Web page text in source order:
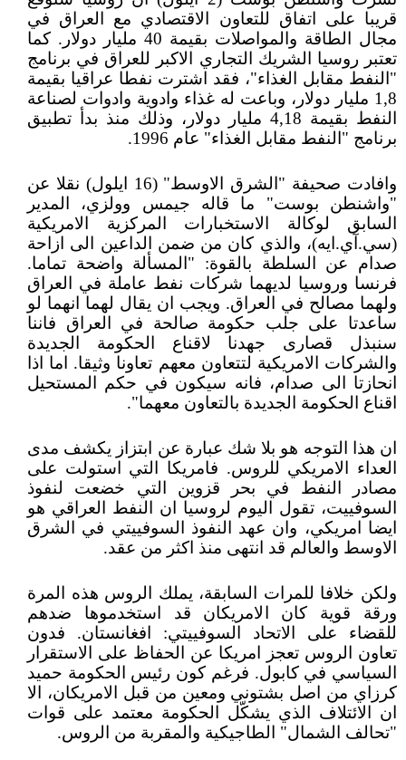
قريبا على اتفاق للتعاون الاقتصادي مع العراق في
مجال الطاقة والمواصلات بقيمة 40 مليار دولار. كما
تعتبر روسيا الشريك التجاري الاكبر للعراق في برنامج
"النفط مقابل الغذاء"، فقد اشترت نفطا عراقيا بقيمة
1,8 مليار دولار، وباعت له غذاء وادوية وادوات لصناعة
النفط بقيمة 4,18 مليار دولار، وذلك منذ بدأ تطبيق
برنامج "النفط مقابل الغذاء" عام 1996.
وافادت صحيفة "الشرق الاوسط" (16 ايلول) نقلا عن
"واشنطن بوست" ما قاله جيمس وولزي، المدير
السابق لوكالة الاستخبارات المركزية الامريكية
(سي.آي.ايه)، والذي كان من ضمن الداعين الى ازاحة
صدام عن السلطة بالقوة: "المسألة واضحة تماما.
فرنسا وروسيا لديهما شركات نفط عاملة في العراق
ولهما مصالح في العراق. ويجب ان يقال لهما انهما لو
ساعدتا على جلب حكومة صالحة في العراق فاننا
سنبذل قصارى جهدنا لاقناع الحكومة الجديدة
والشركات الامريكية لتتعاون معهم تعاونا وثيقا. اما اذا
انحازتا الى صدام، فانه سيكون في حكم المستحيل
اقناع الحكومة الجديدة بالتعاون معهما".
ان هذا التوجه هو بلا شك عبارة عن ابتزاز يكشف مدى
العداء الامريكي للروس. فامريكا التي استولت على
مصادر النفط في بحر قزوين التي خضعت لنفوذ
السوفييت، تقول اليوم لروسيا ان النفط العراقي هو
ايضا امريكي، وان عهد النفوذ السوفييتي في الشرق
الاوسط والعالم قد انتهى منذ اكثر من عقد.
ولكن خلافا للمرات السابقة، يملك الروس هذه المرة
ورقة قوية كان الامريكان قد استخدموها ضدهم
للقضاء على الاتحاد السوفييتي: افغانستان. فدون
تعاون الروس تعجز امريكا عن الحفاظ على الاستقرار
السياسي في كابول. فرغم كون رئيس الحكومة حميد
كرزاي من اصل بشتوني ومعين من قبل الامريكان، الا
ان الائتلاف الذي يشكّل الحكومة معتمد على قوات
"تحالف الشمال" الطاجيكية والمقربة من الروس.